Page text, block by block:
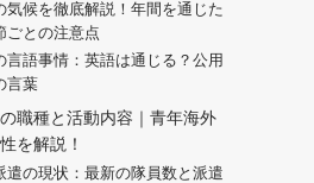
気候を徹底解説！年間を通じた
ごとの注意点
言語事情：英語は通じる？公用
言葉
職種と活動内容｜青年海外
を解説！
遣の現状：最新の隊員数と派遣